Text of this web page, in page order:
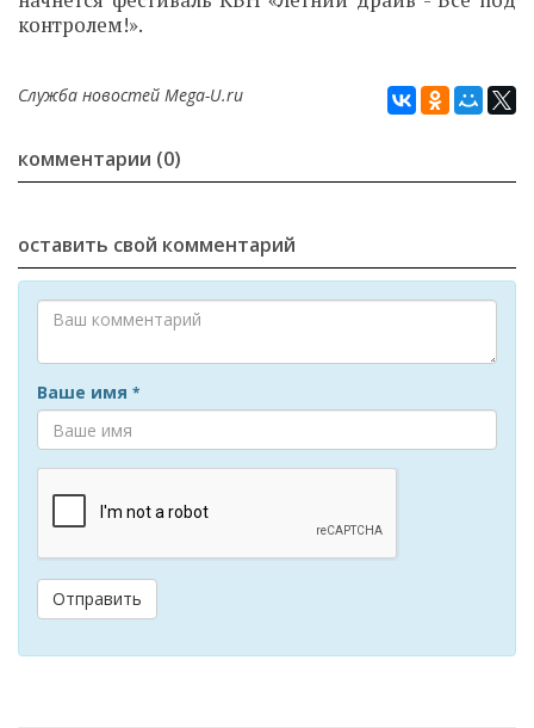
контролем!».
Служба новостей Mega-U.ru
комментарии (0)
оставить свой комментарий
Ваше имя *
Отправить